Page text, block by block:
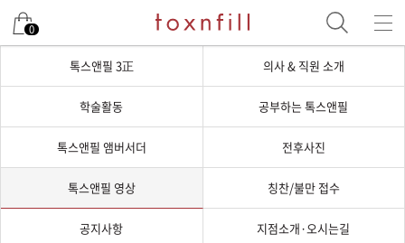
0
톡스앤필 3正 의사 & 직원 소개
학술활동 공부하는 톡스앤필
톡스앤필 앰버서더 전후사진
톡스앤필 영상 칭찬/불만 접수
공지사항 지점소개·오시는길